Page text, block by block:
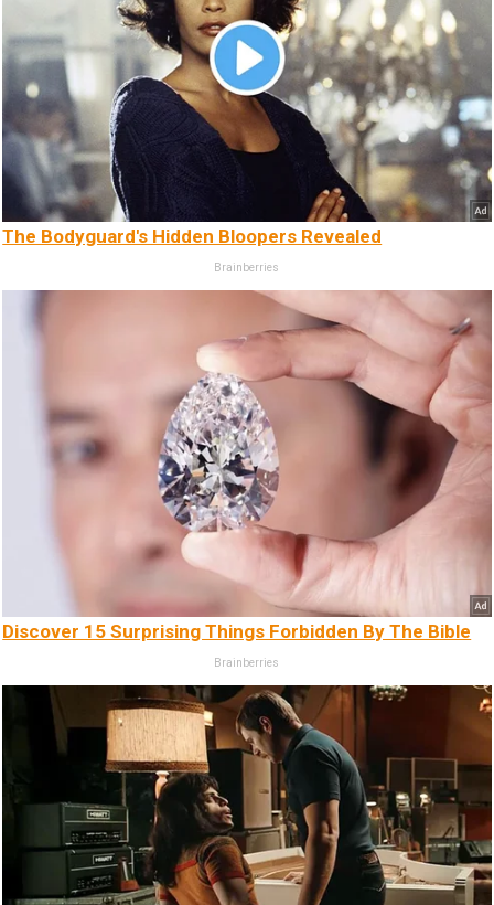
The Bodyguard's Hidden Bloopers Revealed
Brainberries
Discover 15 Surprising Things Forbidden By The Bible
Brainberries